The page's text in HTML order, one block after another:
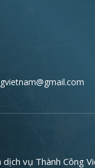
vụ Thành Công